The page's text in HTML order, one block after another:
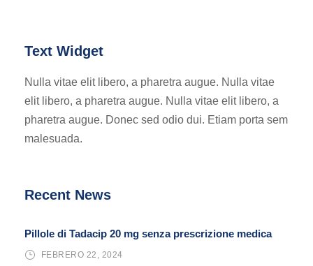
Text Widget
Nulla vitae elit libero, a pharetra augue. Nulla vitae
elit libero, a pharetra augue. Nulla vitae elit libero, a
pharetra augue. Donec sed odio dui. Etiam porta sem
malesuada.
Recent News
Pillole di Tadacip 20 mg senza prescrizione medica
FEBRERO 22, 2024